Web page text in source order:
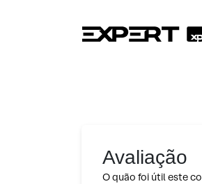
Avaliação
O quão foi útil este